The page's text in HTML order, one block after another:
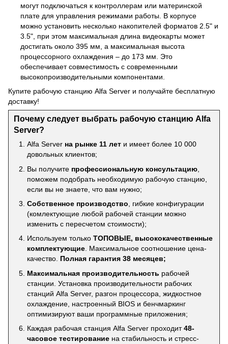
могут подключаться к контроллерам или материнской
плате для управления режимами работы. В корпусе
можно установить несколько накопителей форматов 2.5" и
3.5", при этом максимальная длина видеокарты может
достигать около 395 мм, а максимальная высота
процессорного охлаждения – до 173 мм. Это
обеспечивает совместимость с современными
высокопроизводительными компонентами.
Купите рабочую станцию Alfa Server и получайте бесплатную
доставку!
Почему следует выбрать рабочую станцию Alfa
Server?
Alfa Server на рынке 11 лет и имеет более 10 000
довольных клиентов;
Вы получите профессиональную консультацию
поможем подобрать необходимую рабочую станцию,
если вы не знаете, что вам нужно;
Собственное производство , гибкие конфигурации
(комлектующие любой рабочей станции можно
изменить с пересчетом стоимости);
Используем только ТОПОВЫЕ, высококачественные
комплектующие. Максимальное соотношение цена-
качество. Полная гарантия 38 месяцев;
Максимальная производительность рабочей
станции. Установка производительности рабочих
станций Alfa Server, разгон процессора, жидкостное
охлаждение, настроенный BIOS и бенчмаркинг
оптимизируют ваши программные приложения;
Каждая рабочая станция Alfa Server проходит48-
часовое тестирование на стабильность и стресс-